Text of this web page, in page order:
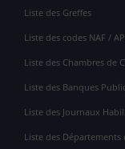
Liste des Greffes
Liste des codes NAF /
Liste des Chambres de
Liste des Banques
Liste des Journaux
Liste des